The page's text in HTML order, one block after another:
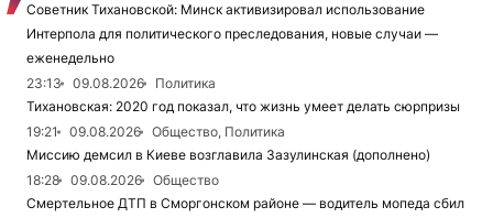
Советник Тихановской: Минск активизировал использование
Интерпола для политического преследования, новые случаи —
еженедельно
23:13
09.08.2026
Политика
Тихановская: 2020 год показал, что жизнь умеет делать сюрпризы
19:21
09.08.2026
Общество, Политика
Миссию демсил в Киеве возглавила Зазулинская (дополнено)
18:28
09.08.2026
Общество
Смертельное ДТП в Сморгонском районе — водитель мопеда сбил